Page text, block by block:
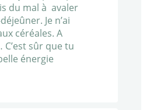
du mal à avaler
Je n’ai
céréales. A
sûr que tu
énergie